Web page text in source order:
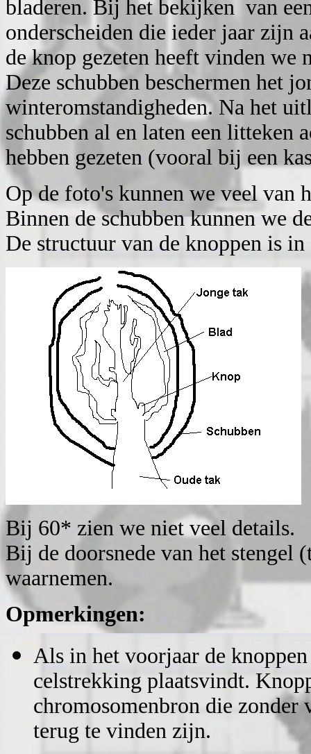
bladeren. Bij het bekijken van
onderscheiden die ieder jaar zijn
de knop gezeten heeft vinden we
Deze schubben beschermen het
winteromstandigheden. Na het
schubben al en laten een litteken
hebben gezeten (vooral bij een
Op de foto's kunnen we veel van
Binnen de schubben kunnen we
De structuur van de knoppen is in
Bij 60* zien we niet veel details.
Bij de doorsnede van het stengel
waarnemen.
Opmerkingen:
Als in het voorjaar de
celstrekking plaatsvindt.
chromosomenbron die zonder
terug te vinden zijn.